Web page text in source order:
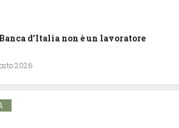
d’Italia non è un lavoratore
2026